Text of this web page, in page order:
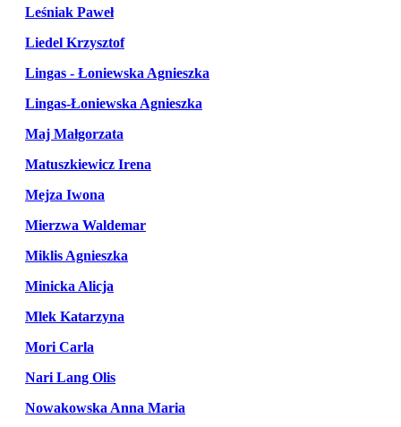
Leśniak Paweł
Liedel Krzysztof
Lingas - Łoniewska Agnieszka
Lingas-Łoniewska Agnieszka
Maj Małgorzata
Matuszkiewicz Irena
Mejza Iwona
Mierzwa Waldemar
Miklis Agnieszka
Minicka Alicja
Mlek Katarzyna
Mori Carla
Nari Lang Olis
Nowakowska Anna Maria